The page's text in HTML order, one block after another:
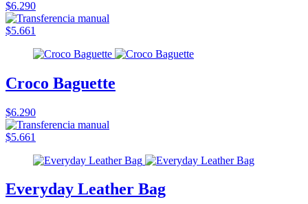
$6.290
$5.661
Croco Baguette
$6.290
$5.661
Everyday Leather Bag